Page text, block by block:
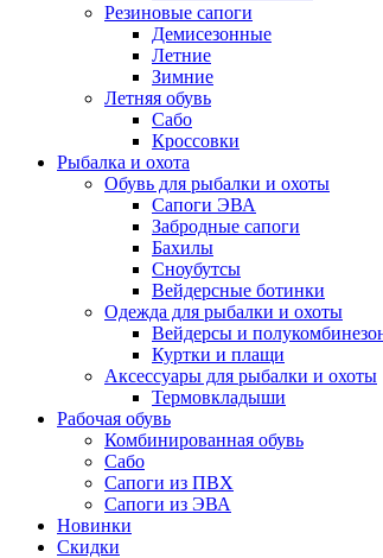
Резиновые сапоги
Демисезонные
Летние
Зимние
Летняя обувь
Сабо
Кроссовки
Рыбалка и охота
Обувь для рыбалки и охоты
Сапоги ЭВА
Забродные сапоги
Бахилы
Сноубутсы
Вейдерсные ботинки
Одежда для рыбалки и охоты
Вейдерсы и
Куртки и плащи
Аксессуары для рыбалки и охоты
Термовкладыши
Рабочая обувь
Комбинированная обувь
Сабо
Сапоги из ПВХ
Сапоги из ЭВА
Новинки
Скидки